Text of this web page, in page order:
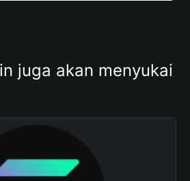
juga akan menyukai